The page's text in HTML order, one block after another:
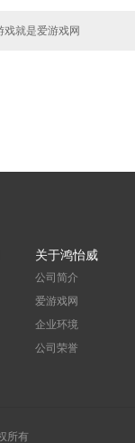
就是爱游戏网
关于鸿怡威
公司简介
爱游戏网
企业环境
公司荣誉
所有